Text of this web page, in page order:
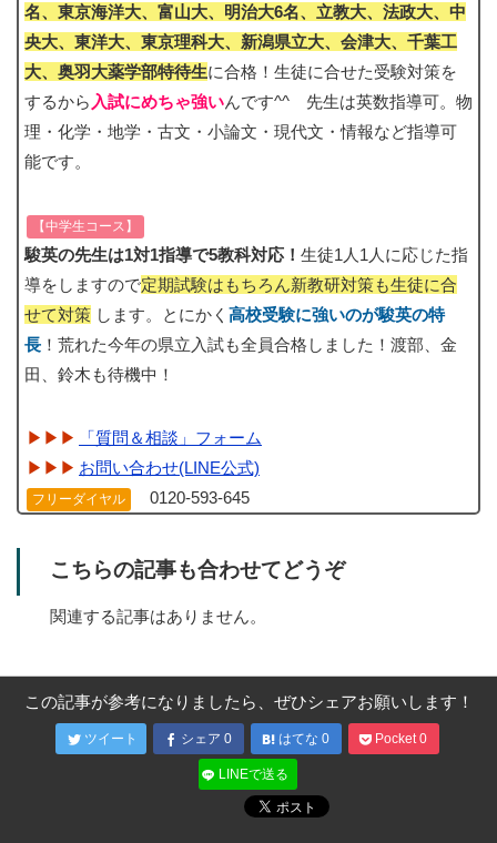
名、東京海洋大、富山大、明治大6名、立教大、法政大、中
央大、東洋大、東京理科大、新潟県立大、会津大、千葉工
大、奥羽大薬学部特待生に合格！生徒に合せた受験対策を
するから 入試にめちゃ強いんです^^ 先生は英数指導可。物
理・化学・地学・古文・小論文・現代文・情報など指導可
能です。
【中学生コース】
駿英の先生は1対1指導で5教科対応！ 生徒1人1人に応じた指
導をしますので定期試験はもちろん新教研対策も生徒に合
せて対策 します。とにかく 高校受験に強いのが駿英の特
長 ！荒れた今年の県立入試も全員合格しました！渡部、金
田、鈴木も待機中！
「質問＆相談」フォーム
お問い合わせ(LINE公式)
フリーダイヤル 0120-593-645
こちらの記事も合わせてどうぞ
関連する記事はありません。
この記事が参考になりましたら、ぜひシェアお願いします！
ツイート シェア 0 はてな 0 Pocket 0
LINEで送る